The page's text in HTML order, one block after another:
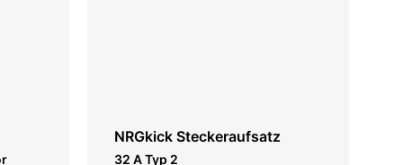
NRGkick Steckeraufsatz
32 A Typ 2